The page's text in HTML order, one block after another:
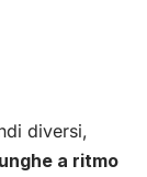
diversi,
a ritmo